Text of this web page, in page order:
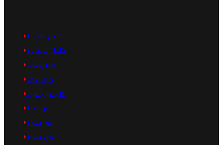
كابيتال هايتس ١
كابيتال هايتس ٢
كابيتال هاب
هاى سيتى
هاى سيتى مول
صن ست ١
صن ست ٢
صن ست ٣